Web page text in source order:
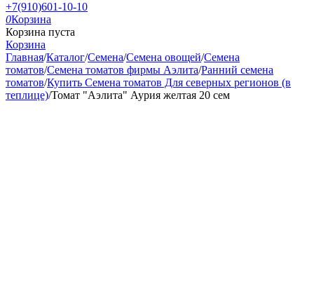
+7(910)601-10-10
0Корзина
Корзина пуста
Корзина
Главная/Каталог/Семена/Семена овощей/Семена
томатов/Семена томатов фирмы Аэлита/Ранний семена
томатов/Купить Семена томатов Для северных регионов (в
теплице)/Томат "Аэлита" Аурия желтая 20 сем